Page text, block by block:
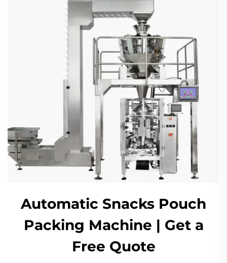
Automatic Snacks Pouch
Packing Machine | Get a
Free Quote